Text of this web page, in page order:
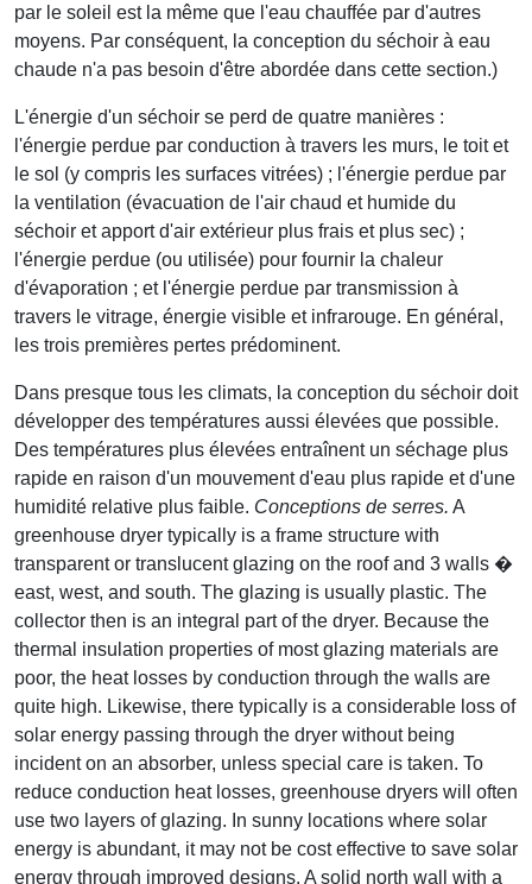
par le soleil est la même que l'eau chauffée par d'autres
moyens. Par conséquent, la conception du séchoir à eau
chaude n'a pas besoin d'être abordée dans cette section.)
L'énergie d'un séchoir se perd de quatre manières :
l'énergie perdue par conduction à travers les murs, le toit et
le sol (y compris les surfaces vitrées) ; l'énergie perdue par
la ventilation (évacuation de l'air chaud et humide du
séchoir et apport d'air extérieur plus frais et plus sec) ;
l'énergie perdue (ou utilisée) pour fournir la chaleur
d'évaporation ; et l'énergie perdue par transmission à
travers le vitrage, énergie visible et infrarouge. En général,
les trois premières pertes prédominent.
Dans presque tous les climats, la conception du séchoir doit
développer des températures aussi élevées que possible.
Des températures plus élevées entraînent un séchage plus
rapide en raison d'un mouvement d'eau plus rapide et d'une
humidité relative plus faible. Conceptions de serres. A
greenhouse dryer typically is a frame structure with
transparent or translucent glazing on the roof and 3 walls �
east, west, and south. The glazing is usually plastic. The
collector then is an integral part of the dryer. Because the
thermal insulation properties of most glazing materials are
poor, the heat losses by conduction through the walls are
quite high. Likewise, there typically is a considerable loss of
solar energy passing through the dryer without being
incident on an absorber, unless special care is taken. To
reduce conduction heat losses, greenhouse dryers will often
use two layers of glazing. In sunny locations where solar
energy is abundant, it may not be cost effective to save solar
energy through improved designs. A solid north wall with a